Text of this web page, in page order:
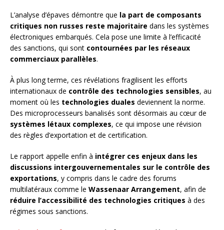
L’analyse d’épaves démontre que la part de composants
critiques non russes reste majoritaire dans les systèmes
électroniques embarqués. Cela pose une limite à l’efficacité
des sanctions, qui sont contournées par les réseaux
commerciaux parallèles.
À plus long terme, ces révélations fragilisent les efforts
internationaux de contrôle des technologies sensibles, au
moment où les technologies duales deviennent la norme.
Des microprocesseurs banalisés sont désormais au cœur de
systèmes létaux complexes, ce qui impose une révision
des règles d’exportation et de certification.
Le rapport appelle enfin à intégrer ces enjeux dans les
discussions intergouvernementales sur le contrôle des
exportations, y compris dans le cadre des forums
multilatéraux comme le Wassenaar Arrangement, afin de
réduire l’accessibilité des technologies critiques à des
régimes sous sanctions.